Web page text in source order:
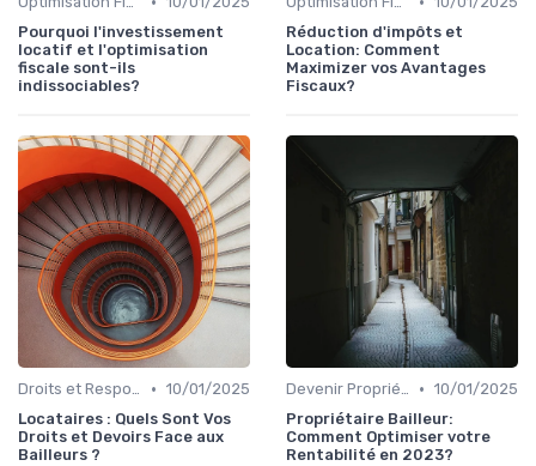
Pourquoi l'investissement
locatif et l'optimisation
fiscale sont-ils
indissociables?
Réduction d'impôts et
Location: Comment
Maximizer vos Avantages
Fiscaux?
Droits et Responsabilités des Locataires • 10/01/2025
Locataires : Quels Sont Vos
Droits et Devoirs Face aux
Bailleurs ?
Devenir Propriétaire Bailleur • 10/01/2025
Propriétaire Bailleur:
Comment Optimiser votre
Rentabilité en 2023?